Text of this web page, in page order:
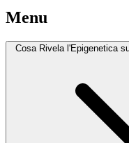
Menu
Cosa Rivela l'Epigenetica